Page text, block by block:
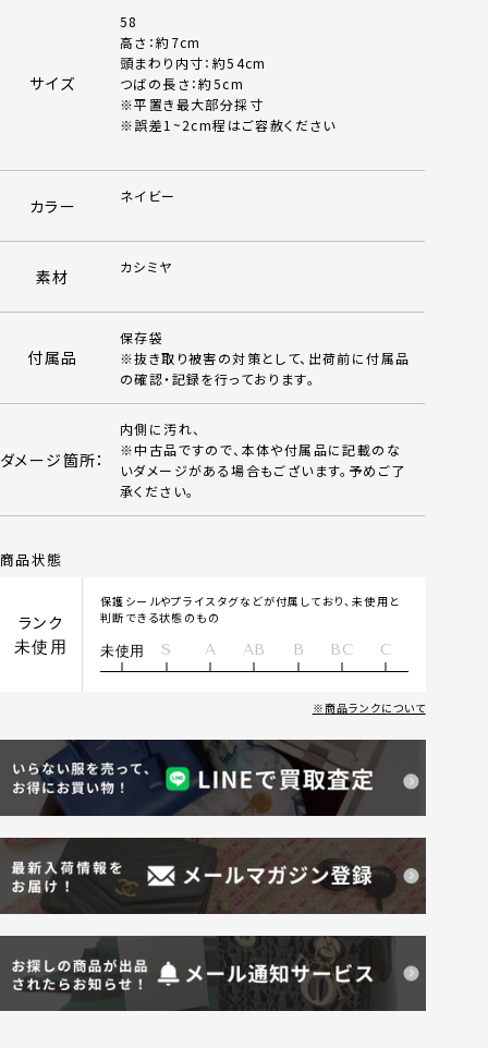
サイズ
58
高さ：約7cm
頭まわり内寸：約54cm
つばの長さ：約5cm
※平置き最大部分採寸
※誤差1~2cm程はご容赦ください
カラー ネイビー
素材 カシミヤ
付属品
保存袋
※抜き取り被害の対策として、出荷前に付属品
の確認・記録を行っております。
ダメージ箇所：
内側に汚れ、
※中古品ですので、本体や付属品に記載のな
いダメージがある場合もございます。予めご了
承ください。
商品状態
ランク
未使用
保護シールやプライスタグなどが付属しており、未使用と
判断できる状態のもの
未使用 S A AB B BC C
商品ランクについて